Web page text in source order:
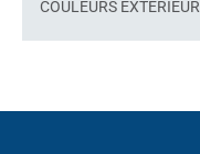
COULEURS